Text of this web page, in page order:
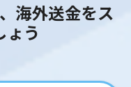
海外送金をス
ょう